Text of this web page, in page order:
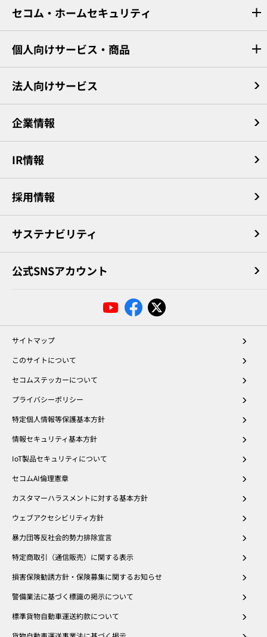
セコム・ホームセキュリティ
個人向けサービス・商品
法人向けサービス
企業情報
IR情報
採用情報
サステナビリティ
公式SNSアカウント
サイトマップ
このサイトについて
セコムステッカーについて
プライバシーポリシー
特定個人情報等保護基本方針
情報セキュリティ基本方針
IoT製品セキュリティについて
セコムAI倫理憲章
カスタマーハラスメントに対する基本方針
ウェブアクセシビリティ方針
暴力団等反社会的勢力排除宣言
特定商取引（通信販売）に関する表示
損害保険勧誘方針・保険募集に関するお知らせ
警備業法に基づく標識の掲示について
標準貨物自動車運送約款について